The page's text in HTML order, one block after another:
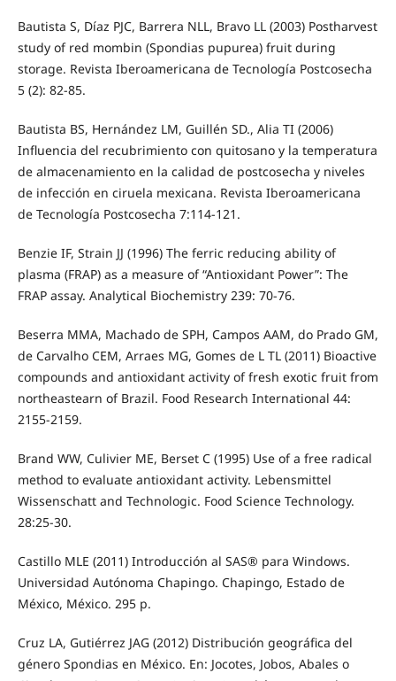
Bautista S, Díaz PJC, Barrera NLL, Bravo LL (2003) Postharvest
study of red mombin (Spondias pupurea) fruit during
storage. Revista Iberoamericana de Tecnología Postcosecha
5 (2): 82-85.
Bautista BS, Hernández LM, Guillén SD., Alia TI (2006)
Influencia del recubrimiento con quitosano y la temperatura
de almacenamiento en la calidad de postcosecha y niveles
de infección en ciruela mexicana. Revista Iberoamericana
de Tecnología Postcosecha 7:114-121.
Benzie IF, Strain JJ (1996) The ferric reducing ability of
plasma (FRAP) as a measure of “Antioxidant Power”: The
FRAP assay. Analytical Biochemistry 239: 70-76.
Beserra MMA, Machado de SPH, Campos AAM, do Prado GM,
de Carvalho CEM, Arraes MG, Gomes de L TL (2011) Bioactive
compounds and antioxidant activity of fresh exotic fruit from
northeastearn of Brazil. Food Research International 44:
2155-2159.
Brand WW, Culivier ME, Berset C (1995) Use of a free radical
method to evaluate antioxidant activity. Lebensmittel
Wissenschatt and Technologic. Food Science Technology.
28:25-30.
Castillo MLE (2011) Introducción al SAS® para Windows.
Universidad Autónoma Chapingo. Chapingo, Estado de
México, México. 295 p.
Cruz LA, Gutiérrez JAG (2012) Distribución geográfica del
género Spondias en México. En: Jocotes, Jobos, Abales o